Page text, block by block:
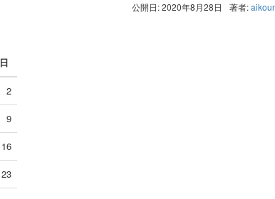
公開日: 2020年8月28日 著者:
日
2
9
16
23